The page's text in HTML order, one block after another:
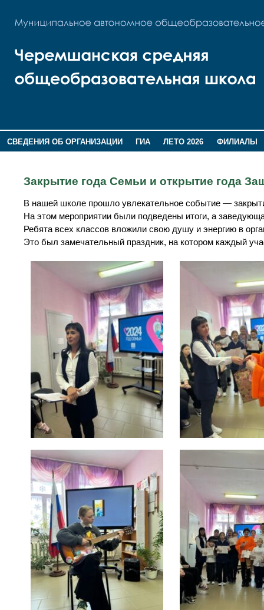
СВЕДЕНИЯ ОБ ОРГАНИЗАЦИИ ГИА ЛЕТО 2026
ФИЛИАЛЫ
Закрытие года Семьи и открытие года
В нашей школе прошло увлекательное событие —
На этом мероприятии были подведены итоги, а
Ребята всех классов вложили свою душу и энергию в
Это был замечательный праздник, на котором каждый